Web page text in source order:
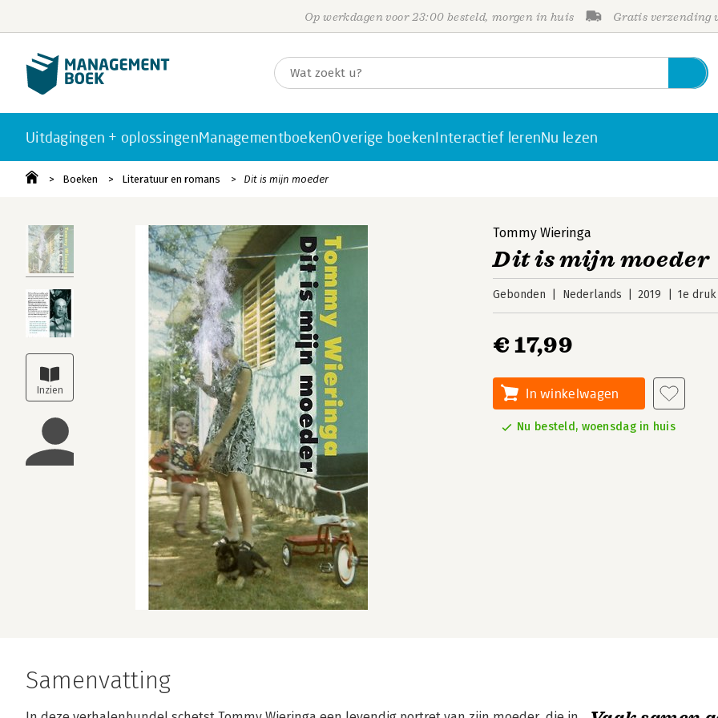
Op werkdagen voor 23:00 besteld, morgen in huis Gratis verzending
Uitdagingen + oplossingenManagementboekenOverige boekenInteractief lerenNu lezen
Boeken Literatuur en romans Dit is mijn moeder
Tommy Wieringa
Dit is mijn moeder
Gebonden Nederlands 2019 1e druk
€ 17,99
In winkelwagen
Nu besteld, woensdag in huis
Samenvatting